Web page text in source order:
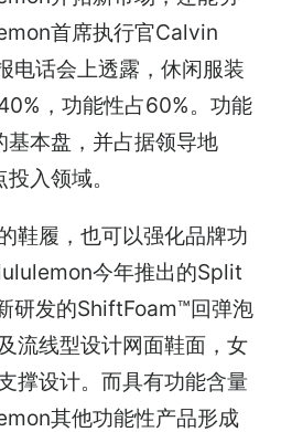
首席执行官Calvin
电话会上透露，休闲服装
，功能性占60%。功能
本盘，并占据领导地
入领域。
鞋履，也可以强化品牌功
今年推出的Split
研发的ShiftFoam™回弹泡
流线型设计网面鞋面，女
撑设计。而具有功能含量
其他功能性产品形成